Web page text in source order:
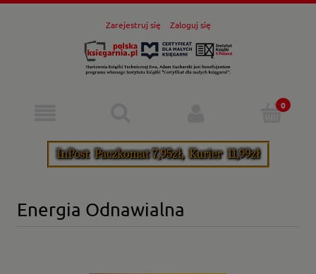
Zarejestruj się Zaloguj się
Energia Odnawialna